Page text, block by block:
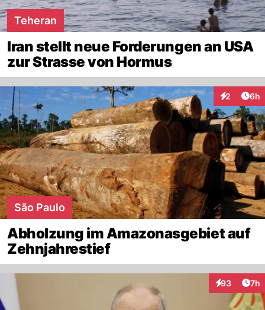
Teheran
Iran stellt neue Forderungen an USA
zur Strasse von Hormus
2 6h
São Paulo
Abholzung im Amazonasgebiet auf
Zehnjahrestief
93
Interaktionen
7h